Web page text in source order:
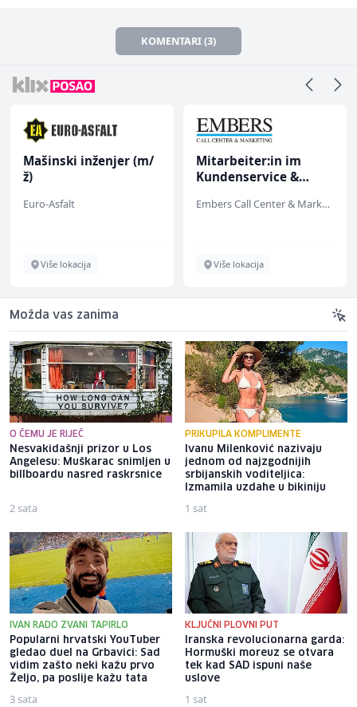
KOMENTARI (3)
Mašinski inženjer (m/
ž)
Euro-Asfalt
Više lokacija
Mitarbeiter:in im
Kundenservice &
Embers Call Center & Marketing
Više lokacija
Možda vas zanima
O ČEMU JE RIJEČ
Nesvakidašnji prizor u Los
Angelesu: Muškarac snimljen u
billboardu nasred raskrsnice
2 sata
PRIKUPILA KOMPLIMENTE
Ivanu Milenković nazivaju
jednom od najzgodnijih
srbijanskih voditeljica:
Izmamila uzdahe u bikiniju
1 sat
IVAN RADO ZVANI TAPIRLO
Popularni hrvatski YouTuber
gledao duel na Grbavici: Sad
vidim zašto neki kažu prvo
Željo, pa poslije kažu tata
3 sata
KLJUČNI PLOVNI PUT
Iranska revolucionarna garda:
Hormuški moreuz se otvara
tek kad SAD ispuni naše
uslove
1 sat